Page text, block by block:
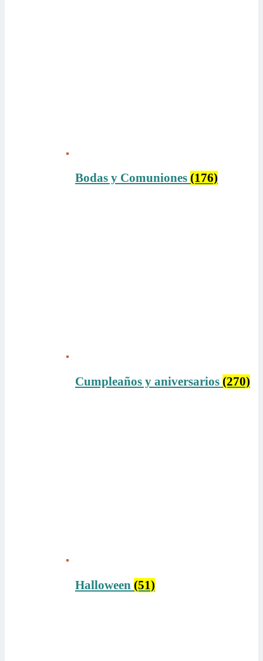
Bodas y Comuniones (176)
Cumpleaños y aniversarios (270)
Halloween (51)